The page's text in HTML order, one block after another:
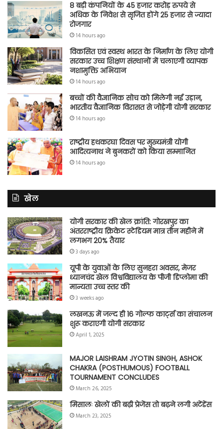
8 बड़ी कंपनियों के 45 हजार करोड़ रुपये से
अधिक के निवेश से सृजित होंगे 25 हजार से ज्यादा
रोजगार
14 hours ago
विकसित एवं स्वस्थ भारत के निर्माण के लिए योगी
सरकार उच्च शिक्षण संस्थानों में चलाएगी व्यापक
नशामुक्ति अभियान
14 hours ago
बच्चों की वैज्ञानिक सोच को मिलेगी नई उड़ान,
भारतीय वैज्ञानिक विरासत से जोड़ेगी योगी सरकार
14 hours ago
राष्ट्रीय हथकरघा दिवस पर मुख्यमंत्री योगी
आदित्यनाथ ने बुनकरों को किया सम्मानित
14 hours ago
खेल
योगी सरकार की खेल क्रांति: गोरखपुर का
अंतरराष्ट्रीय क्रिकेट स्टेडियम मात्र तीन महीने में
लगभग 20% तैयार
3 days ago
यूपी के युवाओं के लिए सुनहरा अवसर, मेजर
ध्यानचंद खेल विश्वविद्यालय के पीजी डिप्लोमा की
मान्यता उच्च स्तर की
3 weeks ago
लखनऊ में जल्द ही 16 गोल्फ कार्ट्स का संचालन
शुरू कराएगी योगी सरकार
April 1, 2025
MAJOR LAISHRAM JYOTIN SINGH, ASHOK
CHAKRA (POSTHUMOUS) FOOTBALL
TOURNAMENT CONCLUDES
March 26, 2025
मिसालः खेलों की बढ़ी प्रेजेंस तो बढ़ने लगी अटेंडेंस
March 23, 2025